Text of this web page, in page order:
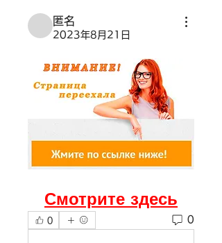
匿名
2023年8月21日
Смотрите здесь
0 0